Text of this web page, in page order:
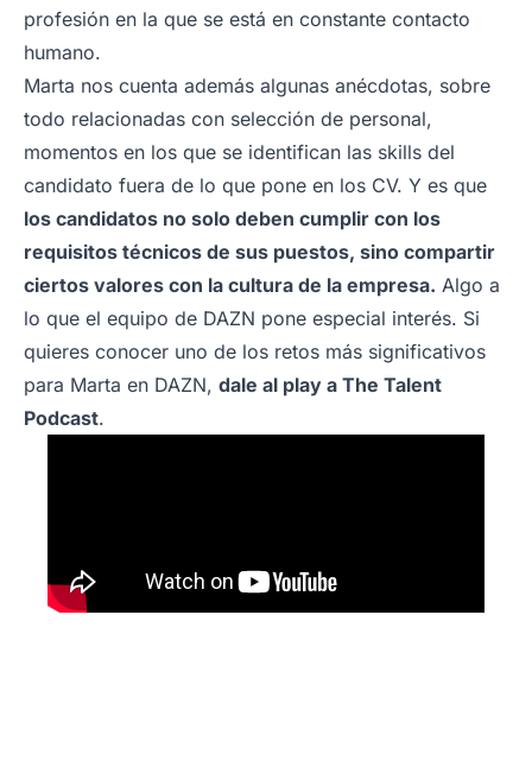
profesión en la que se está en constante contacto
humano.
Marta nos cuenta además algunas anécdotas, sobre
todo relacionadas con selección de personal,
momentos en los que se identifican las skills del
candidato fuera de lo que pone en los CV. Y es que
los candidatos no solo deben cumplir con los
requisitos técnicos de sus puestos, sino compartir
ciertos valores con la cultura de la empresa. Algo a
lo que el equipo de DAZN pone especial interés. Si
quieres conocer uno de los retos más significativos
para Marta en DAZN, dale al play a The Talent
Podcast.